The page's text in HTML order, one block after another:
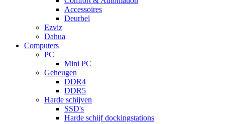
Accessoires
Deurbel
Ezviz
Dahua
Computers
PC
Mini PC
Geheugen
DDR4
DDR5
Harde schijven
SSD's
Harde schijf dockingstations